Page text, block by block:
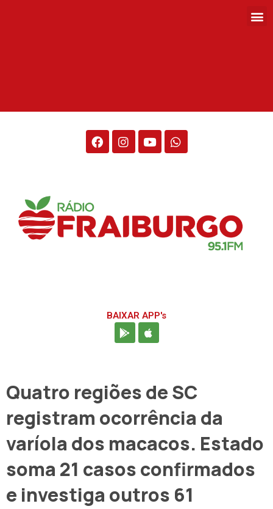
BAIXAR APP's
Quatro regiões de SC
registram ocorrência da
varíola dos macacos. Estado
soma 21 casos confirmados
e investiga outros 61